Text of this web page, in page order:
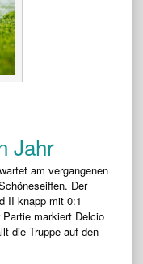
Jahr
am vergangenen
Der
II knapp mit 0:1
markiert Delcio
die Truppe auf den